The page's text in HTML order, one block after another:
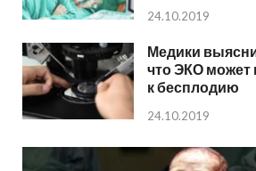
24.10.2019
Медики
что ЭКО может
к бесплодию
24.10.2019